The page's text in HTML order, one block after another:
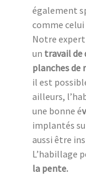
également
comme celui
Notre
un travail de
planches de
il est
ailleurs,
une bonne é
implantés
aussi être
L’habillage
la pente.